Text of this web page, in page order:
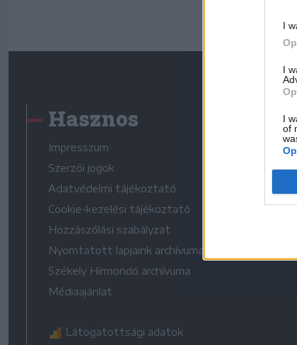
I
I
I
of
Hasznos
Impresszum
Szerzői jogok
Adatvédelmi tájékoztató
Cookie-kezelési tájékoztató
Hozzászólási szabályzat
Nyomtatott lapjaink archívuma
Székely Hírmondó archívuma
Médiaajánlat
Látogatottsági adatok